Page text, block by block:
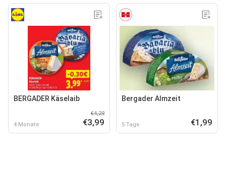
BERGADER Käselaib
4 Monate
€4,29
€3,99
Bergader Almzeit
5 Tage €1,99